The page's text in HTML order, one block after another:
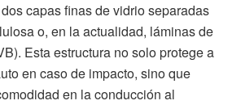
capas finas de vidrio separadas
o, en la actualidad, láminas de
Esta estructura no solo protege a
en caso de impacto, sino que
en la conducción al